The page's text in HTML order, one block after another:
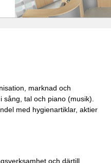
marknad och
tal och piano (musik).
med hygienartiklar, aktier
och därtill